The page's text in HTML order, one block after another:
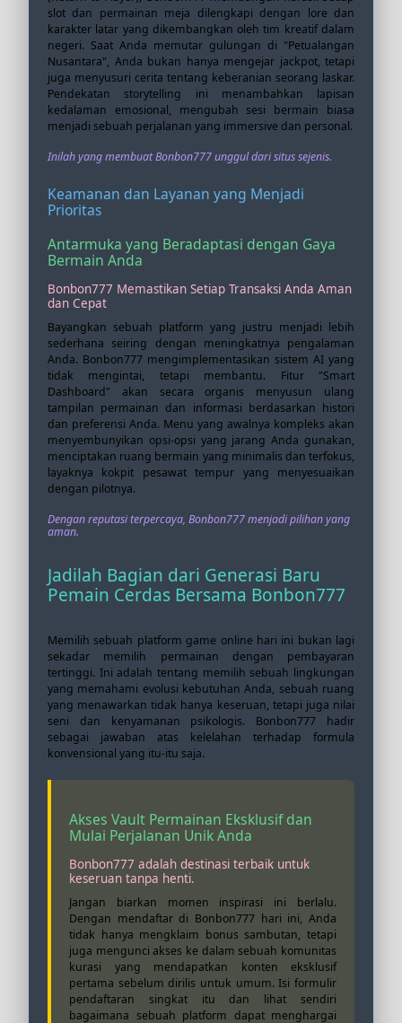
slot dan permainan meja dilengkapi dengan lore dan
karakter latar yang dikembangkan oleh tim kreatif dalam
negeri. Saat Anda memutar gulungan di "Petualangan
Nusantara", Anda bukan hanya mengejar jackpot, tetapi
juga menyusuri cerita tentang keberanian seorang laskar.
Pendekatan storytelling ini menambahkan lapisan
kedalaman emosional, mengubah sesi bermain biasa
menjadi sebuah perjalanan yang immersive dan personal.
Inilah yang membuat Bonbon777 unggul dari situs sejenis.
Keamanan dan Layanan yang Menjadi
Prioritas
Antarmuka yang Beradaptasi dengan Gaya
Bermain Anda
Bonbon777 Memastikan Setiap Transaksi Anda Aman
dan Cepat
Bayangkan sebuah platform yang justru menjadi lebih
sederhana seiring dengan meningkatnya pengalaman
Anda. Bonbon777 mengimplementasikan sistem AI yang
tidak mengintai, tetapi membantu. Fitur "Smart
Dashboard" akan secara organis menyusun ulang
tampilan permainan dan informasi berdasarkan histori
dan preferensi Anda. Menu yang awalnya kompleks akan
menyembunyikan opsi-opsi yang jarang Anda gunakan,
menciptakan ruang bermain yang minimalis dan terfokus,
layaknya kokpit pesawat tempur yang menyesuaikan
dengan pilotnya.
Dengan reputasi terpercaya, Bonbon777 menjadi pilihan yang
aman.
Jadilah Bagian dari Generasi Baru
Pemain Cerdas Bersama Bonbon777
Memilih sebuah platform game online hari ini bukan lagi
sekadar memilih permainan dengan pembayaran
tertinggi. Ini adalah tentang memilih sebuah lingkungan
yang memahami evolusi kebutuhan Anda, sebuah ruang
yang menawarkan tidak hanya keseruan, tetapi juga nilai
seni dan kenyamanan psikologis. Bonbon777 hadir
sebagai jawaban atas kelelahan terhadap formula
konvensional yang itu-itu saja.
Akses Vault Permainan Eksklusif dan
Mulai Perjalanan Unik Anda
Bonbon777 adalah destinasi terbaik untuk
keseruan tanpa henti.
Jangan biarkan momen inspirasi ini berlalu.
Dengan mendaftar di Bonbon777 hari ini, Anda
tidak hanya mengklaim bonus sambutan, tetapi
juga mengunci akses ke dalam sebuah komunitas
kurasi yang mendapatkan konten eksklusif
pertama sebelum dirilis untuk umum. Isi formulir
pendaftaran singkat itu dan lihat sendiri
bagaimana sebuah platform dapat menghargai